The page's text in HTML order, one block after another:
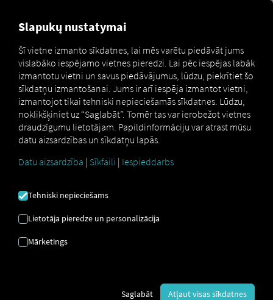
RIO MARKETPLACE
Mūsu RIO Marketplace Piedāvā plašu
pakalpojumu klāstu. Atrodietideālu
risinājumu inovatīviem transporta un
loģistikas procesiem.
Viss jūsu autoparkam
Slapukų nustatymai
Šī vietne izmanto sīkdatnes, lai mēs varētu piedāvāt jums
vislabāko iespējamo vietnes pieredzi. Lai pēc iespējas labāk
izmantotu vietni un savus piedāvājumus, lūdzu, piekrītiet šo
sīkdatņu izmantošanai. Jums ir arī iespēja izmantot vietni,
izmantojot tikai tehniski nepieciešamās sīkdatnes. Lūdzu,
noklikšķiniet uz “Saglabāt”. Tomēr tas var ierobežot vietnes
draudzīgumu lietotājam. Papildinformāciju var atrast mūsu
datu aizsardzības un sīkdatņu lapās.
Datu aizsardzība | Sīkfaili | Iespieddarbs
Tehniski nepieciešams
Lietotāja pieredze un personalizācija
Mārketings
Saglabāt Atļaut visas sīkdatnes